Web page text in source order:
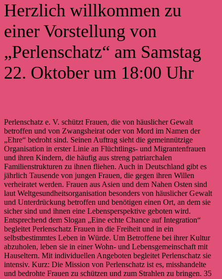
Herzlich willkommen zu
einer Vorstellung von
„Perlenschatz“ am Samstag
22. Oktober um 18:00 Uhr
Perlenschatz e. V. schützt Frauen, die von häuslicher Gewalt
betroffen und von Zwangsheirat oder von Mord im Namen der
„Ehre“ bedroht sind. Seinen Auftrag sieht die gemeinnützige
Organisation in erster Linie an Flüchtlings- und Migrantenfrauen
und ihren Kindern, die häufig aus streng patriarchalen
Familienstrukturen zu ihnen fliehen. Auch in Deutschland gibt es
jährlich Tausende von jungen Frauen, die gegen ihren Willen
verheiratet werden. Frauen aus Asien und dem Nahen Osten sind
laut Weltgesundheitsorganisation besonders von häuslicher Gewalt
und Unterdrückung betroffen und benötigen einen Ort, an dem sie
sicher sind und ihnen eine Lebensperspektive geboten wird.
Entsprechend dem Slogan „Eine echte Chance auf Integration“
begleitet Perlenschatz Frauen in die Freiheit und in ein
selbstbestimmtes Leben in Würde. Um Betroffene bei ihrer Kultur
abzuholen, leben sie in einer Wohn- und Lebensgemeinschaft mit
Hauseltern. Mit individuellen Angeboten begleitet Perlenschatz sie
intensiv. Kurz: Die Mission von Perlenschatz ist es, misshandelte
und bedrohte Frauen zu schützen und zum Strahlen zu bringen. 35